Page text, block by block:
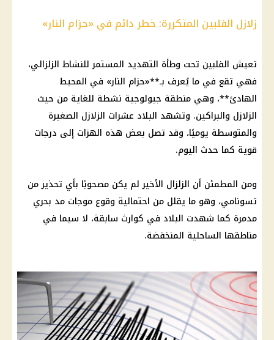
زلازل الفلبين المتكررة: خطر دائم في «حزام النار»
تعيش الفلبين تحت وطأة التهديد المستمر للنشاط الزلزالي،
فهي تقع في ما يُعرف بـ**«حزام النار» في المحيط
الهادئ**، وهي منطقة جيولوجية نشطة للغاية من حيث
الزلازل والبراكين. وتشهد البلاد عشرات الزلازل الصغيرة
والمتوسطة يوميًا، وقد تصل بعض هذه الهزات إلى درجات
قوية كما حدث اليوم.
ومن المطمئن أن الزلزال الأخير لم يكن مصحوبًا بأي تحذير من
تسونامي، وهو ما يقلل من احتمالية وقوع موجات مد بحري
مدمرة كما شهدت البلاد في كوارث سابقة، لا سيما في
مناطقها الساحلية المنخفضة.